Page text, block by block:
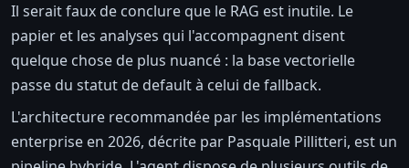
Il serait faux de conclure que le RAG est inutile. Le
papier et les analyses qui l'accompagnent disent
quelque chose de plus nuancé : la base vectorielle
passe du statut de default à celui de fallback.
L'architecture recommandée par les implémentations
enterprise en 2026, décrite par Pasquale Pillitteri, est un